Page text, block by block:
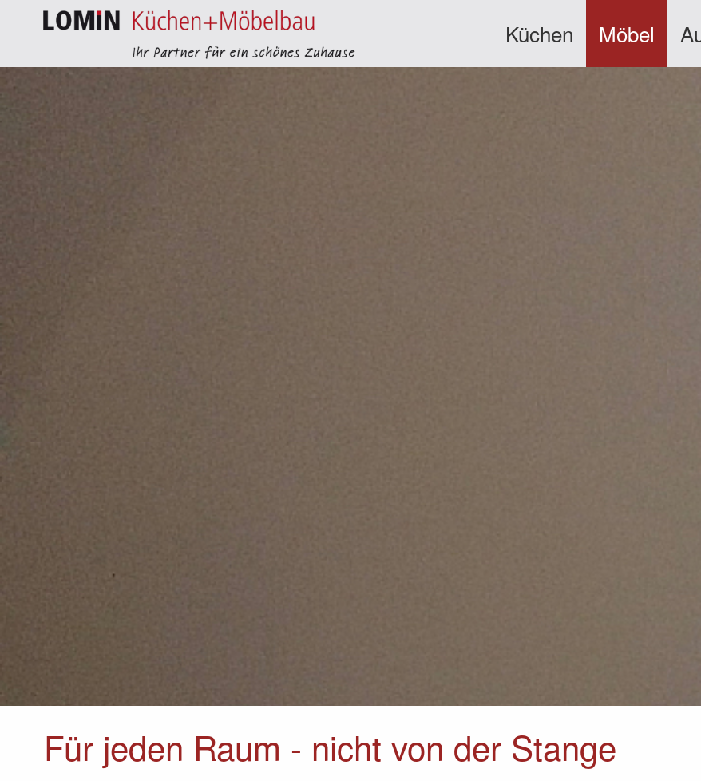
Küchen Möbel
Für jeden Raum - nicht von der Stange